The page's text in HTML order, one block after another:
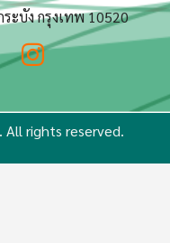
ะบัง กรุงเทพ 10520
rights reserved.